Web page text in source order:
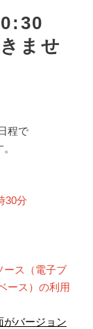
ませ
程で
30分
ース（電子ブ
ース）の利用
がバージョン